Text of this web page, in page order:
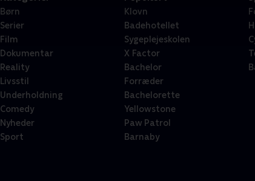
Børn
Serier
Film
Dokumentar
Reality
Livsstil
Underholdning
Comedy
Nyheder
Sport
Klovn
Badehotellet
Sygeplejeskolen
X Factor
Bachelor
Forræder
Bachelorette
Yellowstone
Paw Patrol
Barnaby